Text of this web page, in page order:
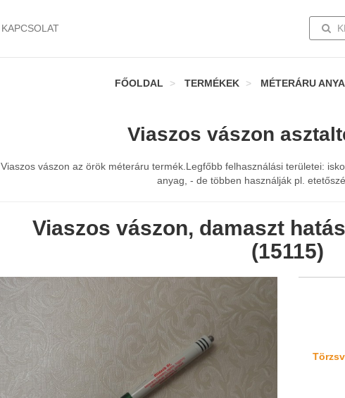
KAPCSOLAT
FŐOLDAL TERMÉKEK MÉTERÁRU
Viaszos vászon
Viaszos vászon az örök méteráru termék.Legfőbb felhasználási területei:
anyag, - de többen használják pl.
Viaszos vászon, damaszt
(15115)